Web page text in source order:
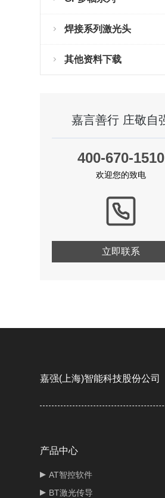
焊接系列激光头
其他资料下载
嘉言善行 庄敬自
400-670-1510
欢迎您的致电
立即联系
嘉强(上海)智能科技股份公司
产品中心
AT智控软件
BT激光传导